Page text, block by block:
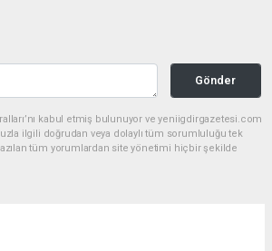
Gönder
kabul etmiş bulunuyor ve yeniigdirgazetesi.com
ilgili doğrudan veya dolaylı tüm sorumluluğu tek
tüm yorumlardan site yönetimi hiçbir şekilde